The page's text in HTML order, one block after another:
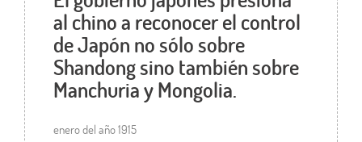
al chino a reconocer el control
de Japón no sólo sobre
Shandong sino también sobre
Manchuria y Mongolia.
enero del año 1915